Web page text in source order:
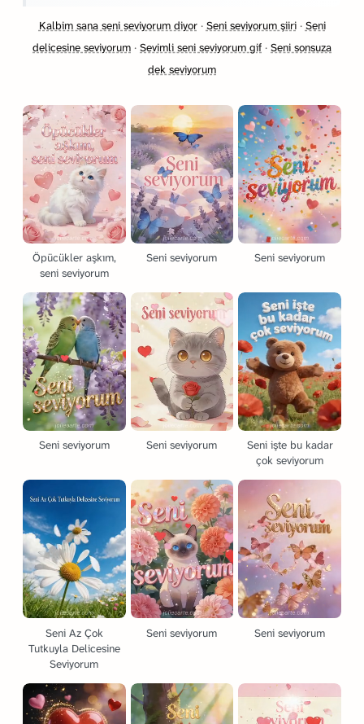
Kalbim sana seni seviyorum diyor· Seni seviyorum şiiri· Seni
delicesine seviyorum · Sevimli seni seviyorum gif · Seni sonsuza
dek seviyorum
Öpücükler aşkım,
seni seviyorum
Seni seviyorum Seni seviyorum
Seni seviyorum Seni seviyorum
Seni işte bu kadar
çok seviyorum
Seni Az Çok
Tutkuyla Delicesine
Seviyorum
Seni seviyorum Seni seviyorum